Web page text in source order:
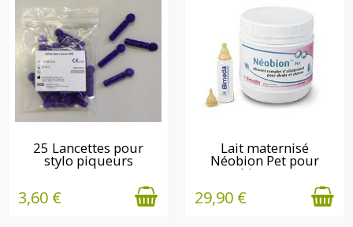
EN STOCK
25 Lancettes pour
stylo piqueurs
3,60 €
EN STOCK
Lait maternisé
Néobion Pet pour
chiots et...
29,90 €